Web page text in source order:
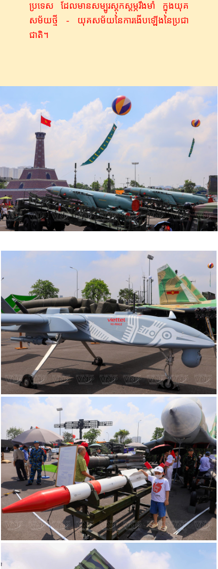
ប្រទេស ដែ​ល​មានសម្បូរ​ស្តុកស្តម្ភ​រឹងមាំ ក្នុង​យុគ
សម័យថ្មី - យុគសម័យនៃការងើបឡើងនៃ​ប្រជា
ជាតិ។